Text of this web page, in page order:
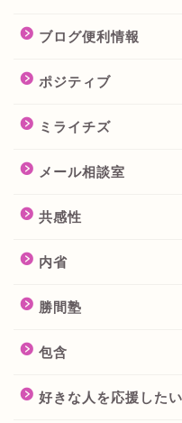
ブログ便利情報
ポジティブ
ミライチズ
メール相談室
共感性
内省
勝間塾
包含
好きな人を応援したい